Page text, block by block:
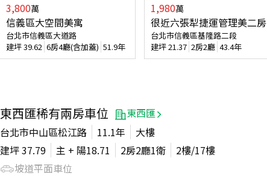
3,800萬
信義區大空間美寓
台北市信義區大道路
建坪39.62 6房4廳(含加蓋) 51.9年
1,980萬
很近六張犁捷運管理美二房
台北市信義區基隆路二段
建坪21.37 2房2廳 43.4年
東西匯稀有兩房車位
東西匯
台北市中山區松江路
11.1年
大樓
建坪37.79 主 + 陽18.71 2房2廳1衛 2樓/17樓
坡道平面車位